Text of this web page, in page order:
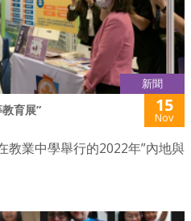
新聞
育展” 15
Nov
教業中學舉行的2022年”內地與